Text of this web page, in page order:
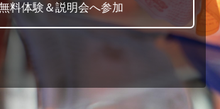
料体験＆説明会へ参加